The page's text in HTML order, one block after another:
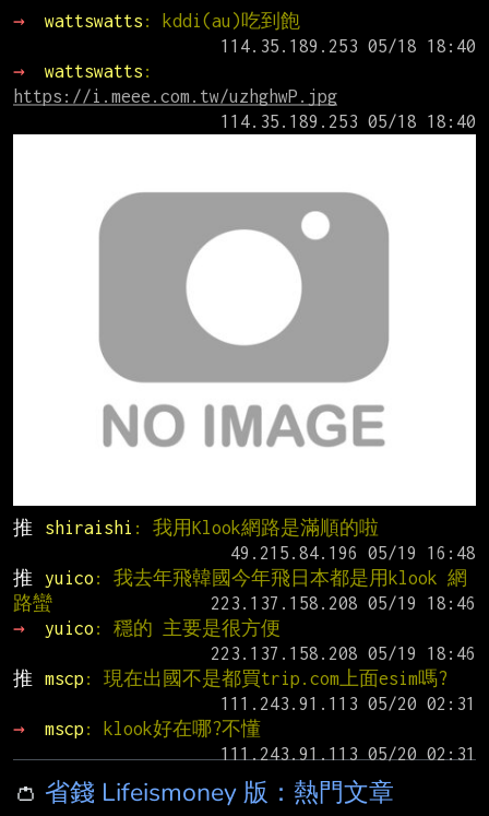
→ wattswatts : kddi(au)吃到飽
→
wattswatts
https://i.meee.com.tw/uzhghwP.jpg
推 shiraishi : 我用Klook網路是滿順的啦
推
yuico : 我去年飛韓國今年飛日本都是用klook 網
路蠻
→
yuico : 穩的 主要是很方便
推
mscp : 現在出國不是都買trip.com上面esim嗎?
→
mscp : klook好在哪?不懂
👛 省錢 Lifeismoney 版：熱門文章